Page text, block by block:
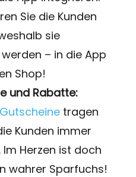
Sie die Kunden
sie
– in die App
Shop!
und Rabatte:
Gutscheine tragen
Kunden immer
Herzen ist doch
wahrer Sparfuchs!